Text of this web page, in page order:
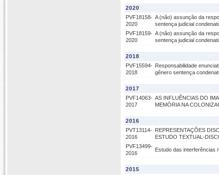
2020
PVF18158-
2020
A (não) assunção da
sentença judicial
PVF18159-
2020
A (não) assunção da
sentença judicial
2018
PVF15594-
2018
Responsabilidade
gênero sentença
2017
PVF14063-
2017
AS INFLUÊNCIAS DO
MEMÓRIA NA
2016
PVT13114-
2016
REPRESENTAÇÕES
ESTUDO TEXTUAL-
PVF13499-
2016
Estudo das interferências
2015